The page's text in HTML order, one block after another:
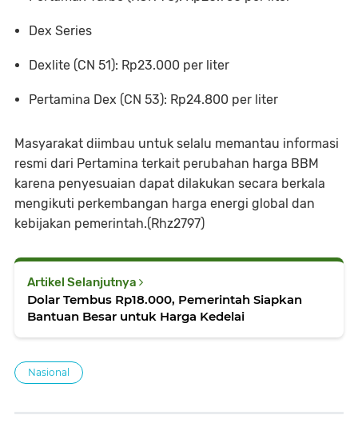
Dex Series
Dexlite (CN 51): Rp23.000 per liter
Pertamina Dex (CN 53): Rp24.800 per liter
Masyarakat diimbau untuk selalu memantau informasi
resmi dari Pertamina terkait perubahan harga BBM
karena penyesuaian dapat dilakukan secara berkala
mengikuti perkembangan harga energi global dan
kebijakan pemerintah.(Rhz2797)
Artikel Selanjutnya
Dolar Tembus Rp18.000, Pemerintah Siapkan
Bantuan Besar untuk Harga Kedelai
Nasional